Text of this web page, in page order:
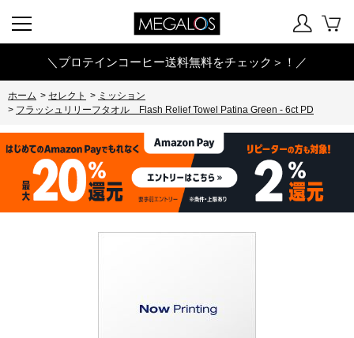
＼プロテインコーヒー送料無料をチェック＞！／
ホーム > セレクト > ミッション
> フラッシュリリーフタオル Flash Relief Towel Patina Green - 6ct PD